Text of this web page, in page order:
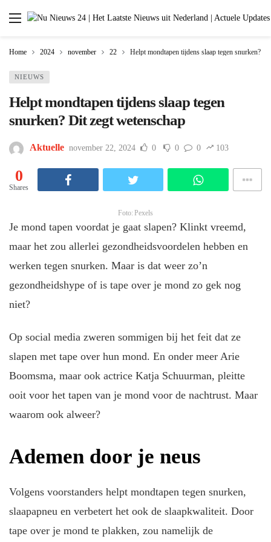
Home 2024 november 22 Helpt mondtapen tijdens slaap tegen snurken?
NIEUWS
Helpt mondtapen tijdens slaap tegen
snurken? Dit zegt wetenschap
Aktuelle november 22, 2024 0 0 0 103
0
Shares
Foto: Pexels
Je mond tapen voordat je gaat slapen? Klinkt vreemd,
maar het zou allerlei gezondheidsvoordelen hebben en
werken tegen snurken. Maar is dat weer zo’n
gezondheidshype of is tape over je mond zo gek nog
niet?
Op social media zweren sommigen bij het feit dat ze
slapen met tape over hun mond. En onder meer Arie
Boomsma, maar ook actrice Katja Schuurman, pleitte
ooit voor het tapen van je mond voor de nachtrust. Maar
waarom ook alweer?
Ademen door je neus
Volgens voorstanders helpt mondtapen tegen snurken,
slaapapneu en verbetert het ook de slaapkwaliteit. Door
tape over je mond te plakken, zou namelijk de